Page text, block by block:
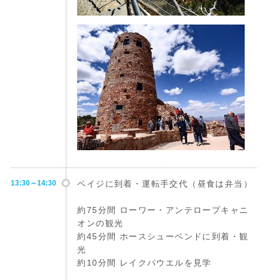
13:30～14:30 ペイジに到着・運転手交代（昼食は弁当）
約75分間 ローワー・アンテロープキャニ
オンの観光
約45分間 ホースシューベンドに到着・観
光
約10分間 レイクパウエルを見学